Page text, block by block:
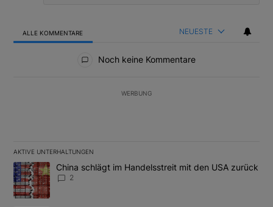
ALLE KOMMENTARE NEUESTE
Noch keine Kommentare
WERBUNG
AKTIVE UNTERHALTUNGEN
Das Folgende ist eine Liste der am meisten kommentierten
Ein Trendartikel mit dem Titel "China schlägt im Handelsstreit
China schlägt im Handelsstreit mit den USA zurück
2